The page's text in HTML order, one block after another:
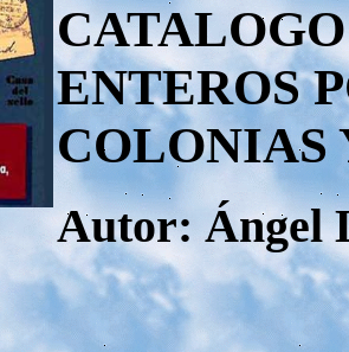
ENTEROS
COLONIAS
Autor: Ángel